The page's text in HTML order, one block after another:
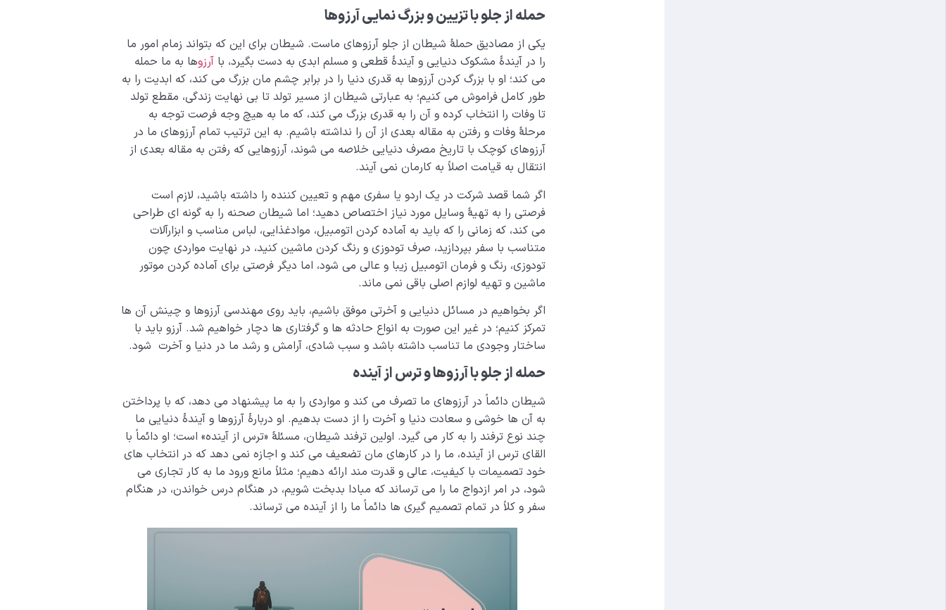
حمله از جلو با تزیین و بزرگ نمایی آرزوها
یکی از مصادیق حملۀ شیطان از جلو آرزوهای ماست. شیطان برای این که بتواند زمام امور ما
را در آیندۀ مشکوک دنیایی و آیندۀ قطعی و مسلم ابدی به دست بگیرد، باآرزوها به ما حمله
می کند؛ او با بزرگ کردن آرزوها به قدری دنیا را در برابر چشم مان بزرگ می کند، که ابدیت را به
طور کامل فراموش می کنیم؛ به عبارتی شیطان از مسیر تولد تا بی نهایت زندگی، مقطع تولد
تا وفات را انتخاب کرده و آن را به قدری بزرگ می کند، که ما به هیچ وجه فرصت توجه به
مرحلۀ وفات و رفتن به مقاله بعدی از آن را نداشته باشیم. به این ترتیب تمام آرزوهای ما در
آرزوهای کوچک با تاریخ مصرف دنیایی خلاصه می شوند، آرزوهایی که رفتن به مقاله بعدی از
انتقال به قیامت اصلاً به کارمان نمی آیند.
اگر شما قصد شرکت در یک اردو یا سفری مهم و تعیین کننده را داشته باشید، لازم است
فرصتی را به تهیۀ وسایل مورد نیاز اختصاص دهید؛ اما شیطان صحنه را به گونه ای طراحی
می کند، که زمانی را که باید به آماده کردن اتومبیل، موادغذایی، لباس مناسب و ابزارآلات
متناسب با سفر بپردازید، صرف تودوزی و رنگ کردن ماشین کنید، در نهایت مواردی چون
تودوزی، رنگ و فرمان اتومبیل زیبا و عالی می شود، اما دیگر فرصتی برای آماده کردن موتور
ماشین و تهیه لوازم اصلی باقی نمی ماند.
اگر بخواهیم در مسائل دنیایی و آخرتی موفق باشیم، باید روی مهندسی آرزوها و چینش آن ها
تمرکز کنیم؛ در غیر این صورت به انواع حادثه ها و گرفتاری ها دچار خواهیم شد. آرزو باید با
ساختار وجودی ما تناسب داشته باشد و سبب شادی، آرامش و رشد ما در دنیا و آخرت شود.
حمله از جلو با آرزوها و ترس از آینده
شیطان دائماً در آرزوهای ما تصرف می کند و مواردی را به ما پیشنهاد می دهد، که با پرداختن
به آن ها خوشی و سعادت دنیا و آخرت را از دست بدهیم. او دربارۀ آرزوها و آیندۀ دنیایی ما
چند نوع ترفند را به کار می گیرد. اولین ترفند شیطان، مسئلۀ «ترس از آینده» است؛ او دائماً با
القای ترس از آینده، ما را در کارهای مان تضعیف می کند و اجازه نمی دهد که در انتخاب های
خود تصمیمات با کیفیت، عالی و قدرت مند ارائه دهیم؛ مثلاً مانع ورود ما به کار تجاری می
شود، در امر ازدواج ما را می ترساند که مبادا بدبخت شویم، در هنگام درس خواندن، در هنگام
سفر و کلاً در تمام تصمیم گیری ها دائماً ما را از آینده می ترساند.